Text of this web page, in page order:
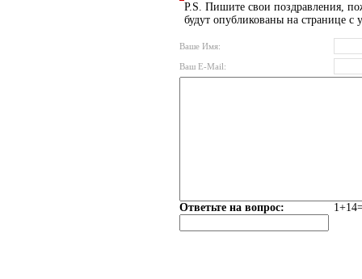
P.S. Пишите свои поздравления,
будут опубликованы на странице с
Ваше Имя:
Ваш E-Mail:
Ответьте на вопрос: